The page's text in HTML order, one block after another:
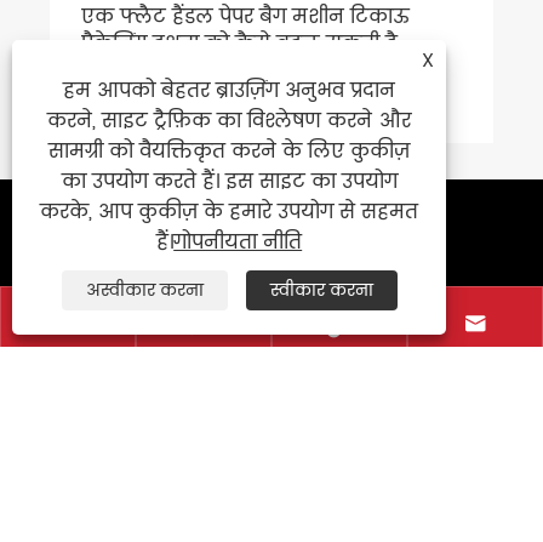
एक फ्लैट हैंडल पेपर बैग मशीन टिकाऊ
पैकेजिंग दक्षता को कैसे बदल सकती है
और देखें >>
+86-577-86709268
+86-15968760337

X
हम आपको बेहतर ब्राउज़िंग अनुभव प्रदान
करने, साइट ट्रैफ़िक का विश्लेषण करने और
सामग्री को वैयक्तिकृत करने के लिए कुकीज़
का उपयोग करते हैं। इस साइट का उपयोग
करके, आप कुकीज़ के हमारे उपयोग से सहमत
हैं।गोपनीयता नीति
अस्वीकार करना स्वीकार करना